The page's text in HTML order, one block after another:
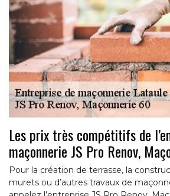
Les prix très compétitifs de
maçonnerie JS Pro Renov,
Pour la création de terrasse, la
murets ou d’autres travaux de